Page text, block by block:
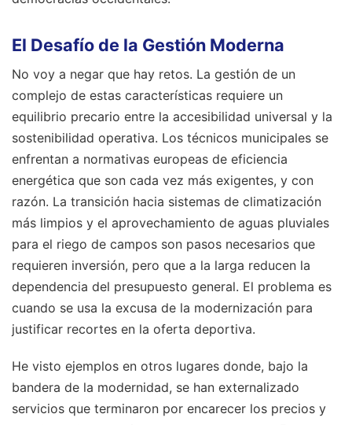
El Desafío de la Gestión Moderna
No voy a negar que hay retos. La gestión de un
complejo de estas características requiere un
equilibrio precario entre la accesibilidad universal y la
sostenibilidad operativa. Los técnicos municipales se
enfrentan a normativas europeas de eficiencia
energética que son cada vez más exigentes, y con
razón. La transición hacia sistemas de climatización
más limpios y el aprovechamiento de aguas pluviales
para el riego de campos son pasos necesarios que
requieren inversión, pero que a la larga reducen la
dependencia del presupuesto general. El problema es
cuando se usa la excusa de la modernización para
justificar recortes en la oferta deportiva.
He visto ejemplos en otros lugares donde, bajo la
bandera de la modernidad, se han externalizado
servicios que terminaron por encarecer los precios y